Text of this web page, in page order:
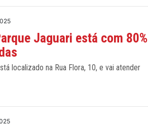
Jaguari está com 80%
localizado na Rua Flora, 10, e vai atender